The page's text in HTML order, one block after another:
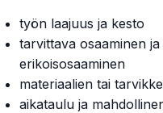
työn laajuus ja kesto
tarvittava osaaminen
erikoisosaaminen
materiaalien tai
aikataulu ja